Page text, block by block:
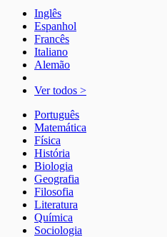
Inglês
Espanhol
Francês
Italiano
Alemão
Ver todos >
Português
Matemática
Física
História
Biologia
Geografia
Filosofia
Literatura
Química
Sociologia